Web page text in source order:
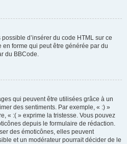
d’insérer du code HTML sur ce
forme qui peut être générée par du
du BBCode.
qui peuvent être utilisées grâce à un
des sentiments. Par exemple, « :) »
« :( » exprime la tristesse. Vous pouvez
depuis le formulaire de rédaction.
des émoticônes, elles peuvent
et un modérateur pourrait décider de le